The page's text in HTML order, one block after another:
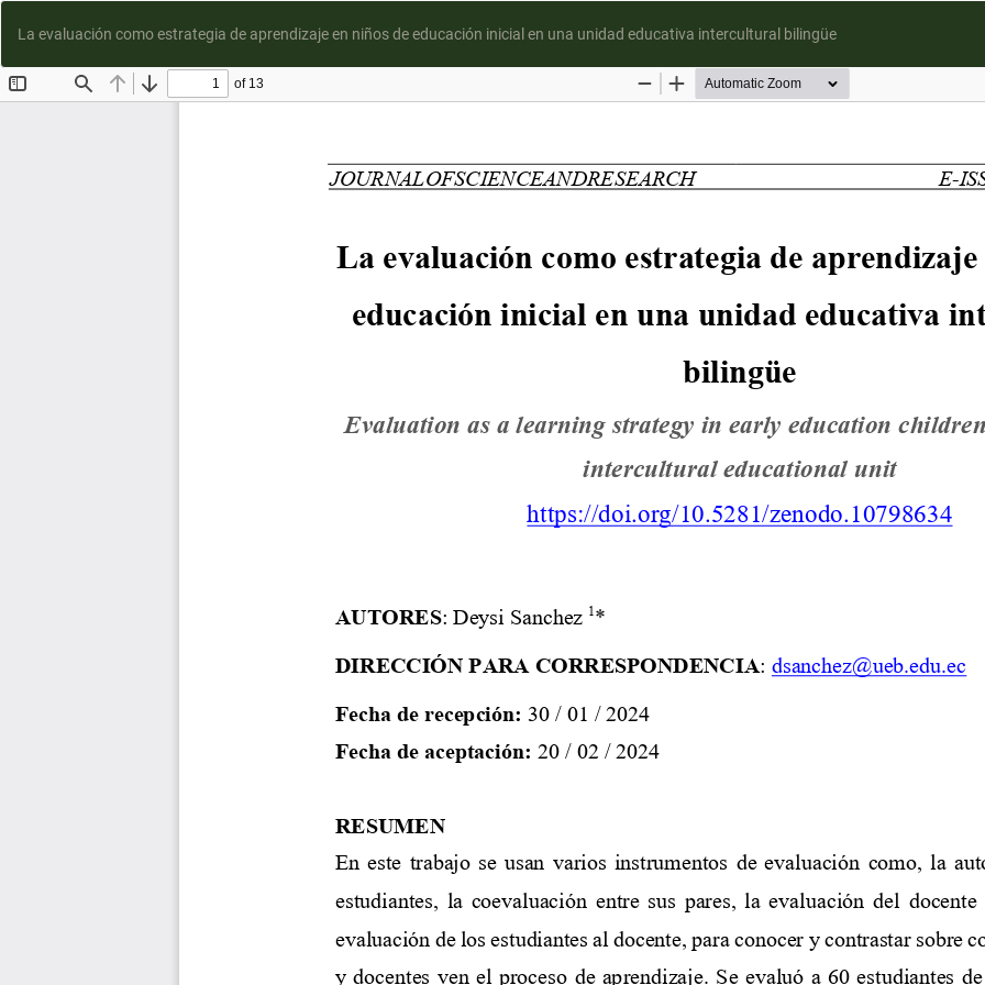
La evaluación como estrategia de aprendizaje en niños de educación inicial en una unidad educativa intercultural bilingüe